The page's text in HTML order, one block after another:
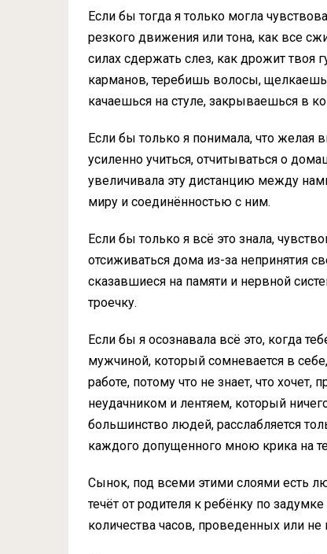
Если бы тогда я только могла
резкого движения или тона, как все
силах сдержать слез, как дрожит твоя
карманов, теребишь волосы,
качаешься на стуле, закрываешься в
Если бы только я понимала, что желая
усиленно учиться, отчитываться о
увеличивала эту дистанцию между
миру и соединённостью с ним.
Если бы только я всё это знала,
отсиживаться дома из-за непринятия
сказавшиеся на памяти и нервной
троечку.
Если бы я осознавала всё это, когда
мужчиной, который сомневается в
работе, потому что не знает, что хочет,
неудачником и лентяем, который
большинство людей, расслабляется
каждого допущенного мною крика на
Сынок, под всеми этими слоями есть
течёт от родителя к ребёнку по
количества часов, проведенных или